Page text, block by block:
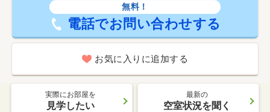
無料！
電話でお問い合わせする
お気に入りに追加する
実際にお部屋を
見学したい
最新の
空室状況を聞く